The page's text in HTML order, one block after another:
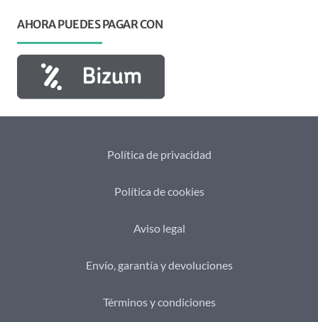
AHORA PUEDES PAGAR CON
Política de privacidad
Política de cookies
Aviso legal
Envío, garantía y devoluciones
Términos y condiciones